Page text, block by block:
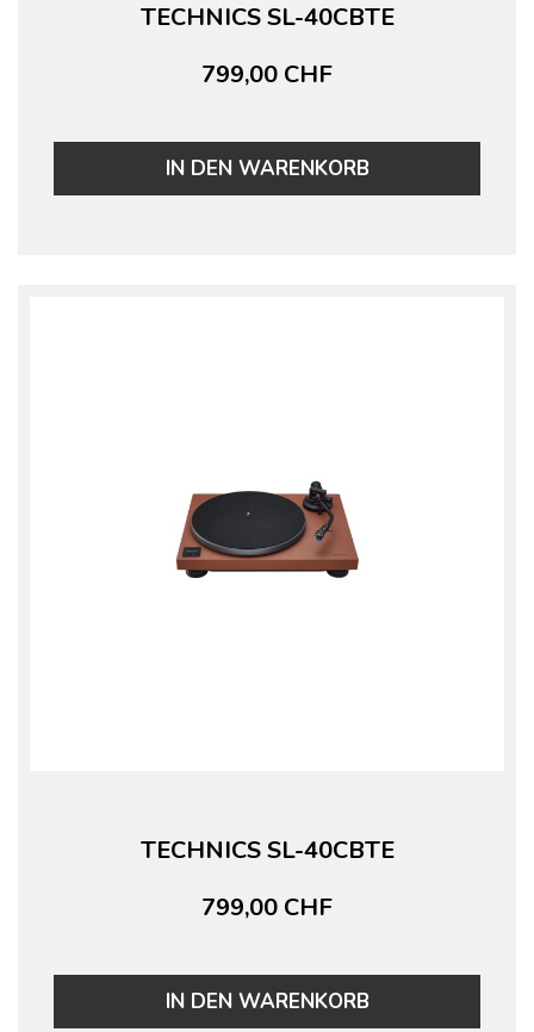
TECHNICS SL-40CBTE
799,00 CHF
IN DEN WARENKORB
TECHNICS SL-40CBTE
799,00 CHF
IN DEN WARENKORB